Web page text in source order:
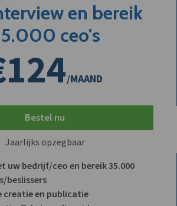
en bereik
ceo's
/MAAND
Bestel nu
Jaarlijks opzegbaar
uw bedrijf/ceo en bereik 35.000
beslissers
creatie en publicatie